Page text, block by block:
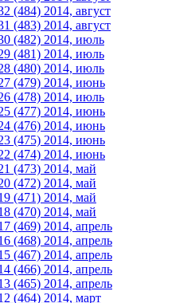
(484) 2014, август
(483) 2014, август
(482) 2014, июль
(481) 2014, июль
(480) 2014, июль
(479) 2014, июнь
(478) 2014, июль
(477) 2014, июнь
(476) 2014, июнь
(475) 2014, июнь
(474) 2014, июнь
(473) 2014, май
(472) 2014, май
(471) 2014, май
(470) 2014, май
(469) 2014, апрель
(468) 2014, апрель
(467) 2014, апрель
(466) 2014, апрель
(465) 2014, апрель
(464) 2014, март